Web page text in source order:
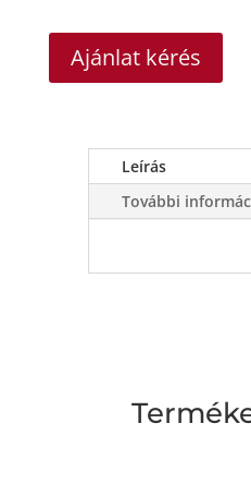
Ajánlat kérés
Leírás
További